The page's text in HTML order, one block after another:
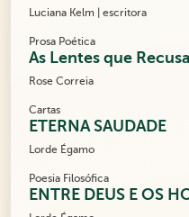
Luciana Kelm | escritora
Prosa Poética
As Lentes que
Rose Correia
Cartas
ETERNA SAUDADE
Lorde Égamo
Poesia Filosófica
ENTRE DEUS E OS